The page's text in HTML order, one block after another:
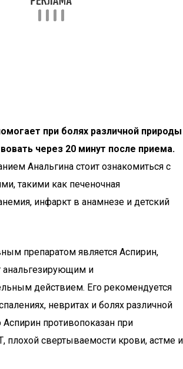
при болях различной природы
через 20 минут после приема.
Анальгина стоит ознакомиться с
такими как печеночная
инфаркт в анамнезе и детский
препаратом является Аспирин,
анальгезирующим и
действием. Его рекомендуется
невритах и болях различной
Аспирин противопоказан при
плохой свертываемости крови, астме и